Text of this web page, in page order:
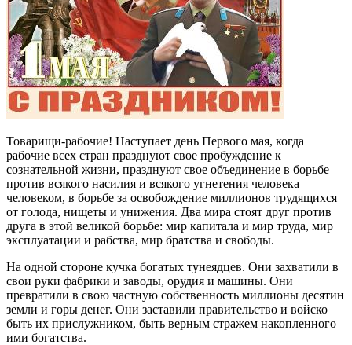
Товарищи-рабочие! Наступает день Первого мая, когда
рабочие всех стран празднуют свое пробуждение к
сознательной жизни, празднуют свое объединение в борьбе
против всякого насилия и всякого угнетения человека
человеком, в борьбе за освобождение миллионов трудящихся
от голода, нищеты и унижения. Два мира стоят друг против
друга в этой великой борьбе: мир капитала и мир труда, мир
эксплуатации и рабства, мир братства и свободы.
На одной стороне кучка богатых тунеядцев. Они захватили в
свои руки фабрики и заводы, орудия и машины. Они
превратили в свою частную собственность миллионы десятин
земли и горы денег. Они заставили правительство и войско
быть их прислужником, быть верным стражем накопленного
ими богатства.